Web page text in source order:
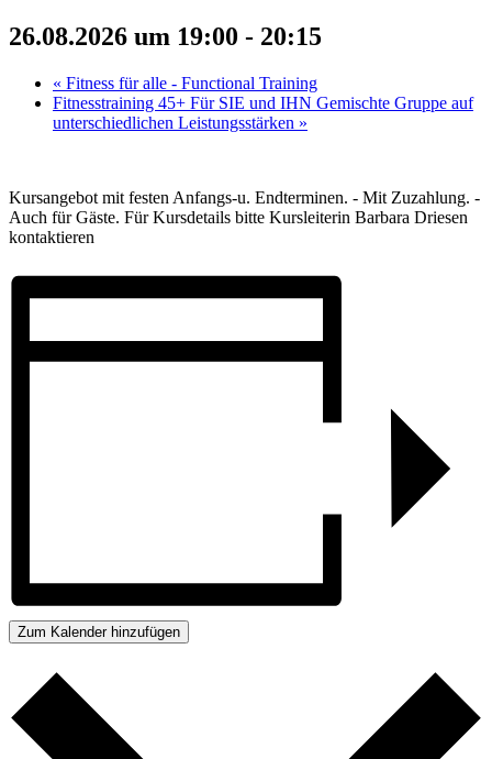
26.08.2026 um 19:00 - 20:15
« Fitness für alle - Functional Training
Fitnesstraining 45+ Für SIE und IHN Gemischte Gruppe auf
unterschiedlichen Leistungsstärken »
Kursangebot mit festen Anfangs-u. Endterminen. - Mit Zuzahlung. -
Auch für Gäste. Für Kursdetails bitte Kursleiterin Barbara Driesen
kontaktieren
Zum Kalender hinzufügen